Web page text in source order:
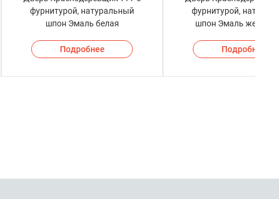
фурнитурой, натуральный
шпон Эмаль белая
Подробнее
фурнитурой,
шпон Эмаль
Подробнее